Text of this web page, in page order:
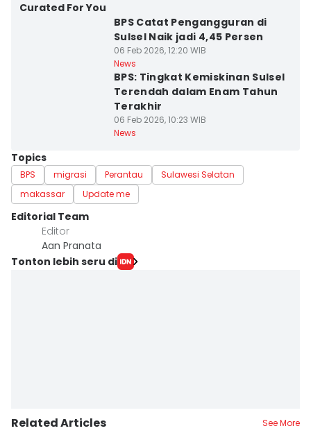
Curated For You
BPS Catat Pengangguran di
Sulsel Naik jadi 4,45 Persen
06 Feb 2026, 12:20 WIB
News
BPS: Tingkat Kemiskinan Sulsel
Terendah dalam Enam Tahun
Terakhir
06 Feb 2026, 10:23 WIB
News
Topics
BPS migrasi Perantau
Sulawesi Selatan
makassar
Update me
Editorial Team
Editor
Aan Pranata
Tonton lebih seru di
Related Articles See More